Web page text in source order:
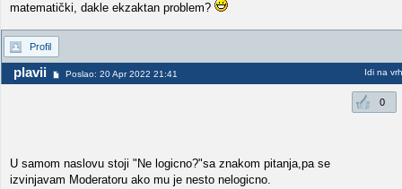
matematički, dakle ekzaktan problem?
Profil
plavii Poslao: 20 Apr 2022 21:41 Idi na vrh
0
U samom naslovu stoji "Ne logicno?"sa znakom pitanja,pa se
izvinjavam Moderatoru ako mu je nesto nelogicno.